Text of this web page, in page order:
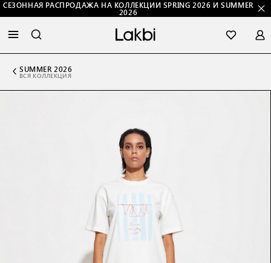
СЕЗОННАЯ РАСПРОДАЖА НА КОЛЛЕКЦИИ SPRING 2026 И SUMMER
2026
SUMMER 2026
ВСЯ КОЛЛЕКЦИЯ